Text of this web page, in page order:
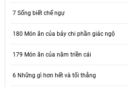
7 Sống biết chế ngự
180 Món ăn của bảy chi phần giác ngộ
179 Món ăn của năm triền cái
6 Những gì hơn hết và tối thắng